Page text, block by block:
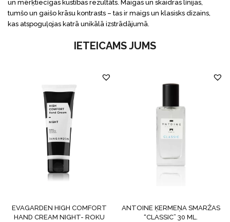
un mērķtiecīgas kustības rezultāts. Maigas un skaidras līnijas,
tumšo un gaišo krāsu kontrasts – tas ir maigs un klasisks dizains,
kas atspoguļojas katrā unikālā izstrādājumā.
IETEICAMS JUMS
EVAGARDEN HIGH COMFORT
HAND CREAM NIGHT- ROKU
ANTOINE ĶERMEŅA SMARŽAS
“CLASSIC” 30 ML.